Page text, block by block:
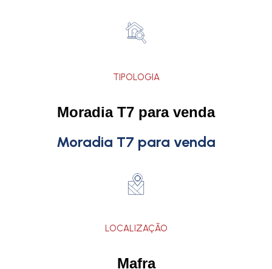
TIPOLOGIA
Moradia T7 para venda
Moradia T7 para venda
LOCALIZAÇÃO
Mafra